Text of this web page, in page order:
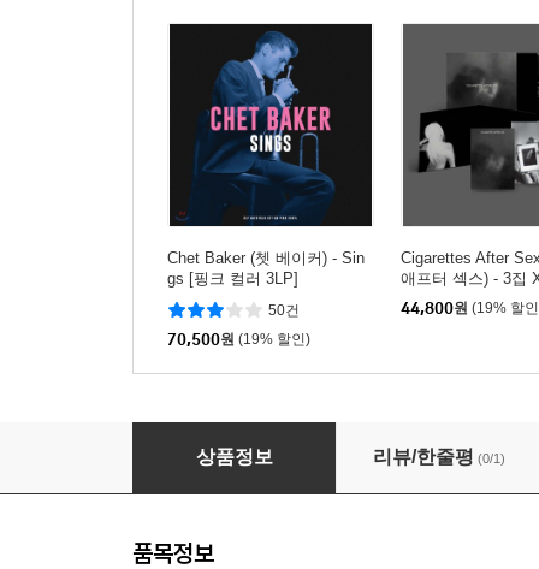
Chet Baker (쳇 베이커) - Sin
gs [핑크 컬러 3LP]
50건
70,500원 (19% 할인)
Cigarettes After
애프터 섹스) - 3집
44,800원 (19% 할
Cigarettes After Sex (시가렛 애프터 섹스) - I.
상품정보 리뷰/한줄평 (0/1)
품목정보